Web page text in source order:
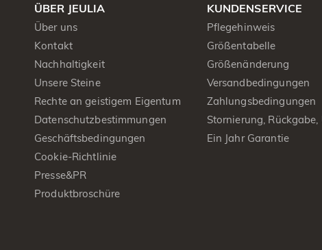
ÜBER JEULIA
Über uns
Kontakt
Nachhaltigkeit
Unsere Steine
Rechte an geistigem Eigentum
Datenschutzbestimmungen
Geschäftsbedingungen
Cookie-Richtlinie
Presse&PR
Produktbroschüre
KUNDENSERVICE
Pflegehinweis
Größentabelle
Größenänderung
Versandbedingungen
Zahlungsbedingungen
Stornierung, Rückgabe,
Ein Jahr Garantie